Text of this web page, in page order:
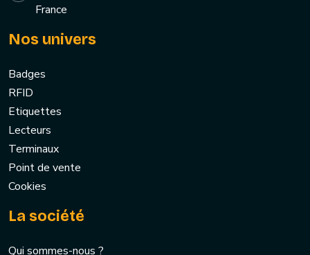
France
Nos univers
Badges
RFID
Etiquettes
Lecteurs
Terminaux
Point de vente
Cookies
La société
Qui sommes-nous ?